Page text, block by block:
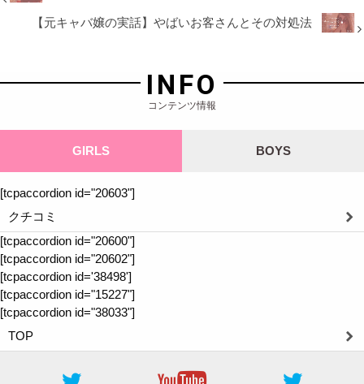
【元キャバ嬢の実話】やばいお客さんとその対処法
INFO
コンテンツ情報
GIRLS BOYS
[tcpaccordion id="20603"]
クチコミ
[tcpaccordion id="20600"]
[tcpaccordion id="20602"]
[tcpaccordion id='38498']
[tcpaccordion id="15227"]
[tcpaccordion id="38033"]
TOP